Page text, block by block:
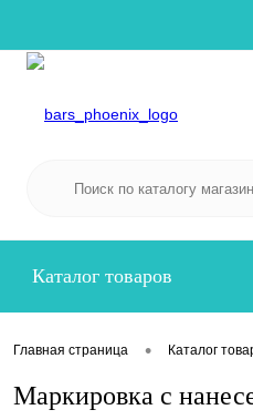
Каталог товаров
Главная страница • Каталог
Маркировка с